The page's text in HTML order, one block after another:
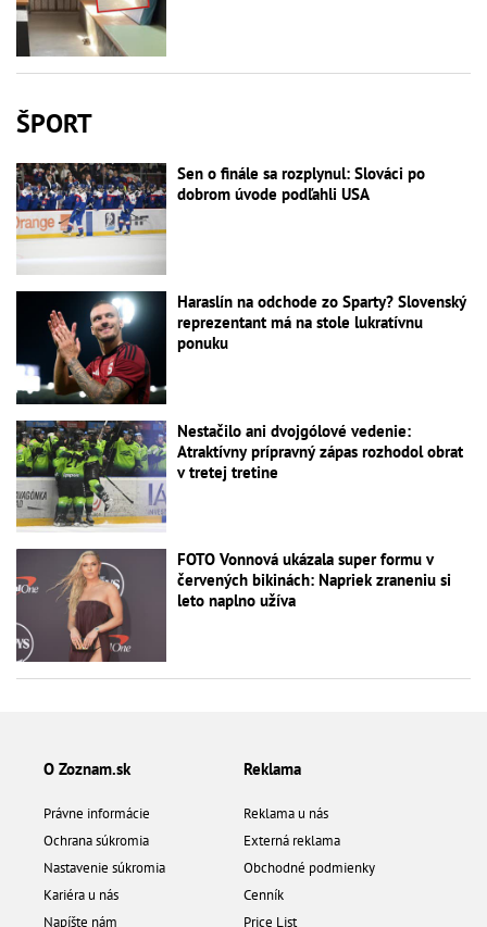
ŠPORT
Sen o finále sa rozplynul: Slováci po
dobrom úvode podľahli USA
Haraslín na odchode zo Sparty? Slovenský
reprezentant má na stole lukratívnu
ponuku
Nestačilo ani dvojgólové vedenie:
Atraktívny prípravný zápas rozhodol obrat
v tretej tretine
FOTO Vonnová ukázala super formu v
červených bikinách: Napriek zraneniu si
leto naplno užíva
O Zoznam.sk
Právne informácie
Ochrana súkromia
Nastavenie súkromia
Kariéra u nás
Napíšte nám
Reklama
Reklama u nás
Externá reklama
Obchodné podmienky
Cenník
Price List